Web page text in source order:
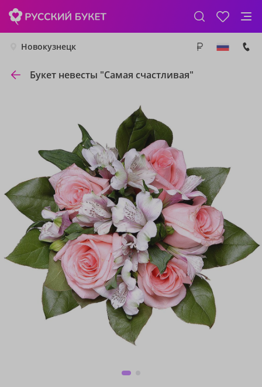
Новокузнецк
Букет невесты "Самая счастливая"